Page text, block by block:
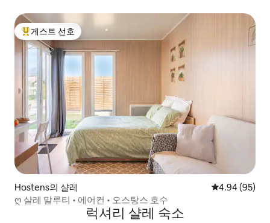
상위 게스트 선호
게스트 선호
Hostens의 샬레 평점 4.94점(5
4.94 (95)
ღ 샬레 말루티 • 에어컨 • 오스탕스 호수
럭셔리 샬레 숙소